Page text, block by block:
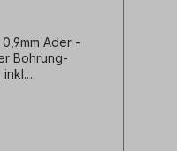
Ader -
Bohrung-